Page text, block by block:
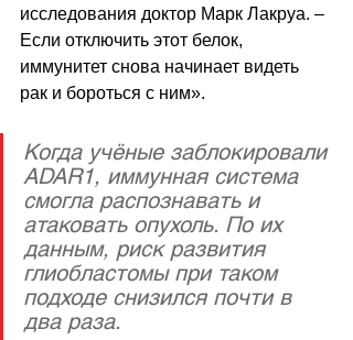
исследования доктор Марк Лакруа. –
Если отключить этот белок,
иммунитет снова начинает видеть
рак и бороться с ним».
Когда учёные заблокировали
ADAR1, иммунная система
смогла распознавать и
атаковать опухоль. По их
данным, риск развития
глиобластомы при таком
подходе снизился почти в
два раза.